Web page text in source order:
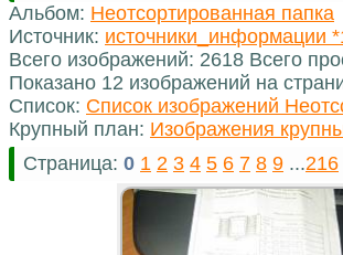
Альбом: Неотсортированная папка
Источник: источники_информации
Всего изображений: 2618 Всего
Показано 12 изображений на
Список: Список изображений
Крупный план: Изображения
Страница: 0 1 2 3 4 5 6 7 8 9 ...216